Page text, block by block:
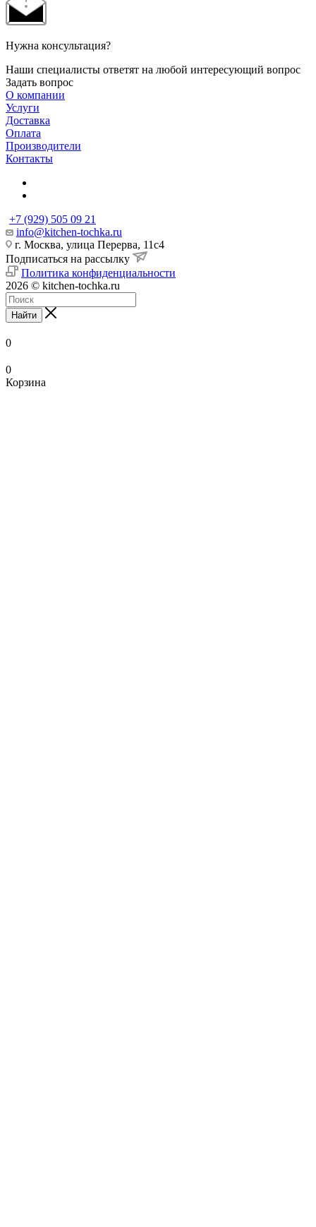
Нужна консультация?
Наши специалисты ответят на любой интересующий вопрос
Задать вопрос
О компании
Услуги
Доставка
Оплата
Производители
Контакты
+7 (929) 505 09 21
info@kitchen-tochka.ru
г. Москва, улица Перерва, 11с4
Подписаться на рассылку
Политика конфиденциальности
2026 © kitchen-tochka.ru
Найти
0
0
Корзина